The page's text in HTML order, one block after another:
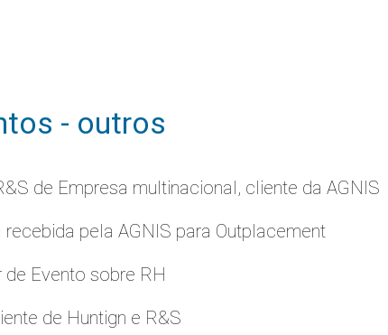
- outros
de Empresa multinacional, cliente da AGNIS
recebida pela AGNIS para Outplacement
de Evento sobre RH
de Huntign e R&S